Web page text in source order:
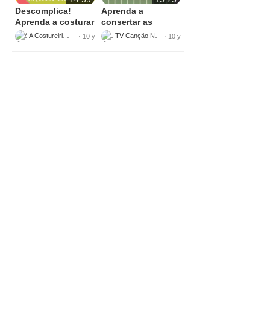
Descomplica!
Aprenda a costurar
saquinho
organizador de
· 10 y
Aprenda a
consertar as
roupas rasgadas· 10 y